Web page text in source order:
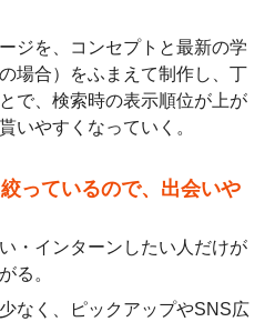
ジを、コンセプトと最新の学
場合）をふまえて制作し、丁
で、検索時の表示順位が上が
いやすくなっていく。
っているので、出会いや
・インターンしたい人だけが
る。
なく、ピックアップやSNS広